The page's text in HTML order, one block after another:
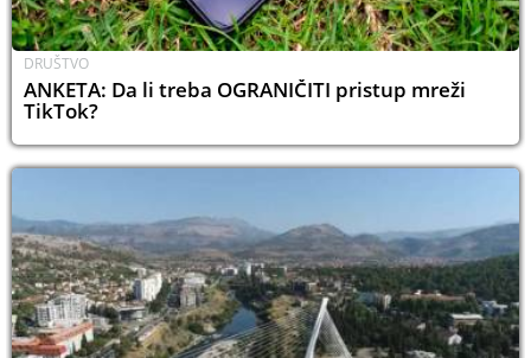
DRUŠTVO
ANKETA: Da li treba OGRANIČITI pristup mreži
TikTok?